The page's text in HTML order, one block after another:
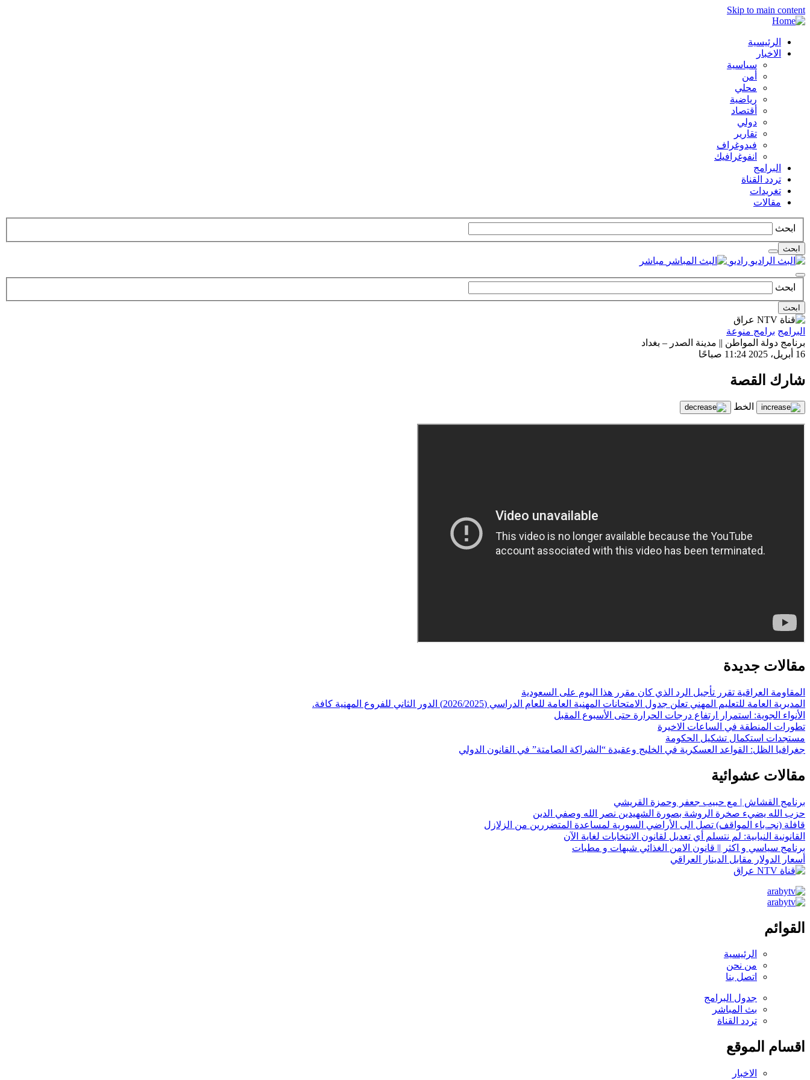
Skip to main content
الرئيسية
الاخبار
سياسية
أمن
محلي
رياضية
أقتصاد
دولي
تقارير
فيدوغراف
انفوغرافيك
البرامج
تردد القناة
تغريدات
مقالات
ابحث
ابحث
راديو مباشر
ابحث
ابحث
البرامج برامج منوعة
برنامج دولة المواطن || مدينة الصدر – بغداد
16 أبريل، 2025
11:24 صباحًا
شارك القصة
الخط
مقالات جديدة
المقاومة العراقية تقرر تأجيل الرد الذي كان مقرر هذا اليوم على السعودية
المديرية العامة للتعليم المهني تعلن جدول الامتحانات المهنية العامة للعام الدراسي (2026/2025) الدور الثاني للفروع المهنية كافة.
الأنواء الجوية: استمرار ارتفاع درجات الحرارة حتى الأسبوع المقبل
تطورات المنطقة في الساعات الاخيرة
مستجدات استكمال تشكيل الحكومة
جغرافيا الظل: القواعد العسكرية في الخليج وعقيدة “الشراكة الصامتة” في القانون الدولي
مقالات عشوائية
برنامج القشاش | مع حبيب جعفر وحمزة القريشي
حزب الله يضيء صخرة الروشة بصورة الشهيدين نصر الله وصفي الدين
قافلة (نجـ.باء المواقف) تصل الى الأراضي السورية لمساعدة المتضررين من الزلازل
القانونية النيابية: لم نتسلم أي تعديل لقانون الانتخابات لغاية الآن
برنامج سياسي و اكثر || قانون الامن الغذائي شبهات و مطبات
أسعار الدولار مقابل الدينار العراقي
القوائم
الرئيسية
من نحن
اتصل بنا
جدول البرامج
بث المباشر
تردد القناة
اقسام الموقع
الاخبار